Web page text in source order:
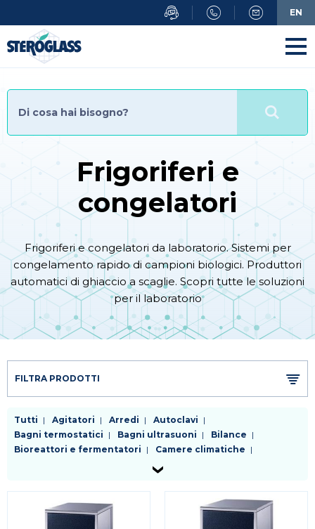
al
contenuto
principale
Frigoriferi e
congelatori
Frigoriferi e congelatori da laboratorio. Sistemi per
congelamento rapido di campioni biologici. Produttori
automatici di ghiaccio a scaglie. Scopri tutte le soluzioni
per il laboratorio
FILTRA PRODOTTI
Tutti Agitatori Arredi
Autoclavi
Bagni termostatici
Bagni ultrasuoni
Bilance
Bioreattori e fermentatori
Camere climatiche
Centrifughe
Frigoriferi e congelatori
Generatori di gas
Incubatori
Lavavetreria
Liofilizzatori
Mulini e omogenizzatori
EN